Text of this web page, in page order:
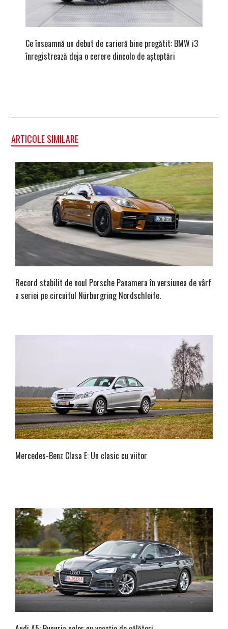
Ce înseamnă un debut de carieră bine pregătit: BMW i3
înregistrează deja o cerere dincolo de așteptări
ARTICOLE SIMILARE
Record stabilit de noul Porsche Panamera în versiunea de vârf
a seriei pe circuitul Nürburgring Nordschleife.
Mercedes-Benz Clasa E: Un clasic cu viitor